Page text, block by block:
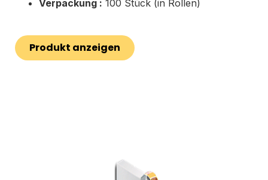
Verpackung : 100 Stück (in Rollen)
Produkt anzeigen